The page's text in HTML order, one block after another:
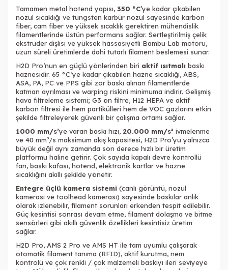
Tamamen metal hotend yapısı, 350 °C’ye kadar çıkabilen
nozul sıcaklığı ve tungsten karbür nozul sayesinde karbon
fiber, cam fiber ve yüksek sıcaklık gerektiren mühendislik
filamentlerinde üstün performans sağlar. Sertleştirilmiş çelik
ekstruder dişlisi ve yüksek hassasiyetli Bambu Lab motoru,
uzun süreli üretimlerde dahi tutarlı filament beslemesi sunar.
H2D Pro’nun en güçlü yönlerinden biri aktif ısıtmalı baskı
haznesidir. 65 °C’ye kadar çıkabilen hazne sıcaklığı, ABS,
ASA, PA, PC ve PPS gibi zor baskı alınan filamentlerde
katman ayrılması ve warping riskini minimuma indirir. Gelişmiş
hava filtreleme sistemi; G3 ön filtre, H12 HEPA ve aktif
karbon filtresi ile hem partikülleri hem de VOC gazlarını etkin
şekilde filtreleyerek güvenli bir çalışma ortamı sağlar.
1000 mm/s’ye varan baskı hızı, 20.000 mm/s² ivmelenme
ve 40 mm³/s maksimum akış kapasitesi, H2D Pro’yu yalnızca
büyük değil aynı zamanda son derece hızlı bir üretim
platformu haline getirir. Çok sayıda kapalı devre kontrollü
fan, baskı kafası, hotend, elektronik kartlar ve hazne
sıcaklığını akıllı şekilde yönetir.
Entegre üçlü kamera sistemi (canlı görüntü, nozul
kamerası ve toolhead kamerası) sayesinde baskılar anlık
olarak izlenebilir, filament sorunları erkenden tespit edilebilir.
Güç kesintisi sonrası devam etme, filament dolaşma ve bitme
sensörleri gibi akıllı güvenlik özellikleri kesintisiz üretim
sağlar.
H2D Pro, AMS 2 Pro ve AMS HT ile tam uyumlu çalışarak
otomatik filament tanıma (RFID), aktif kurutma, nem
kontrolü ve çok renkli / çok malzemeli baskıyı ileri seviyeye